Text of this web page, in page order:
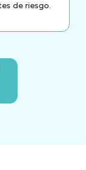
de riesgo.